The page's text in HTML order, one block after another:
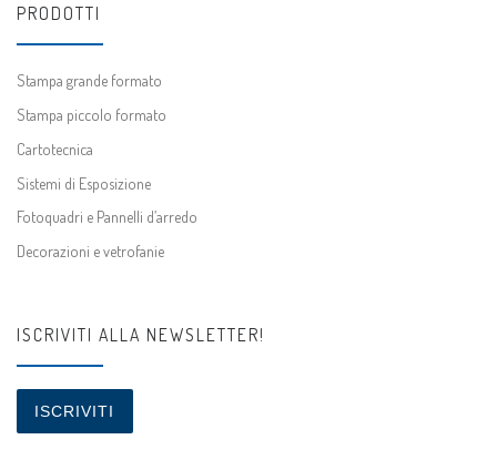
PRODOTTI
Stampa grande formato
Stampa piccolo formato
Cartotecnica
Sistemi di Esposizione
Fotoquadri e Pannelli d’arredo
Decorazioni e vetrofanie
ISCRIVITI ALLA NEWSLETTER!
ISCRIVITI